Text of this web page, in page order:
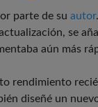
parte de su autor
se
aún más
rendimiento
diseñé un